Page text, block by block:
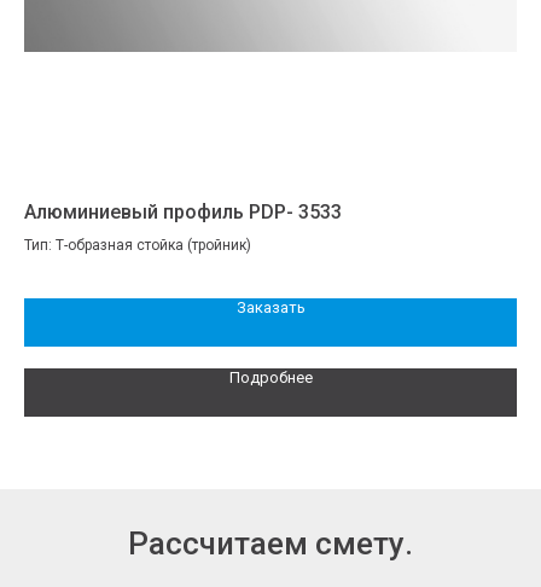
Алюминиевый профиль PDP- 3533
Тип: Т-образная стойка (тройник)
Заказать
Подробнее
Рассчитаем смету.